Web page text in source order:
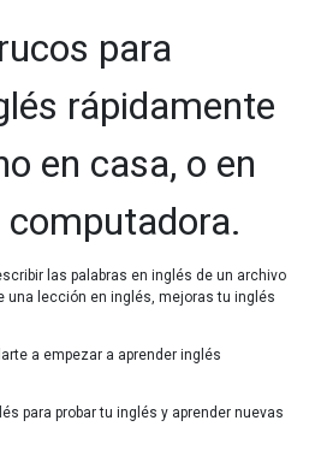
para
rápidamente
en casa, o en
las palabras en inglés de un archivo
una lección en inglés, mejoras tu inglés
a empezar a aprender inglés
para probar tu inglés y aprender nuevas